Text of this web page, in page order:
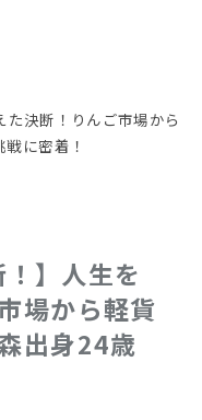
た決断！りんご市場から
に密着！
】人生を
場から軽貨
出身24歳